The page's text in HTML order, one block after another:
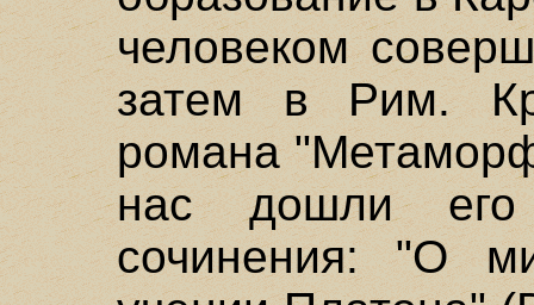
человеком
затем в Рим.
романа
нас дошли его
сочинения: "О